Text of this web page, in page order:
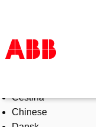
Products &
Industries
Čeština
Chinese